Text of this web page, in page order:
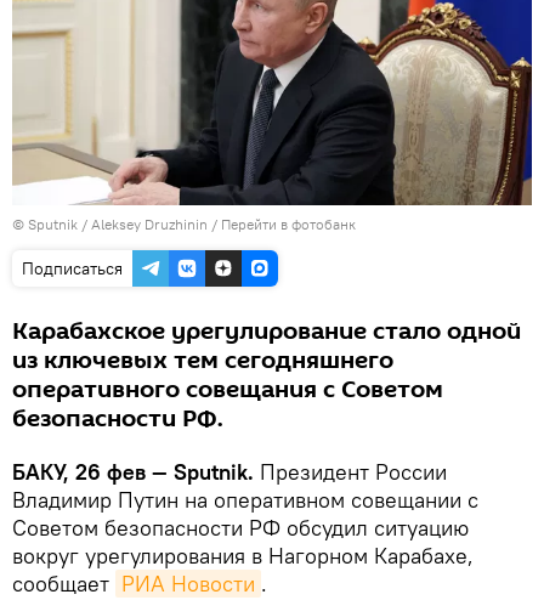
© Sputnik / Aleksey Druzhinin / Перейти в фотобанк
Подписаться
Карабахское урегулирование стало одной
из ключевых тем сегодняшнего
оперативного совещания с Советом
безопасности РФ.
БАКУ, 26 фев — Sputnik. Президент России
Владимир Путин на оперативном совещании с
Советом безопасности РФ обсудил ситуацию
вокруг урегулирования в Нагорном Карабахе,
сообщает РИА Новости .